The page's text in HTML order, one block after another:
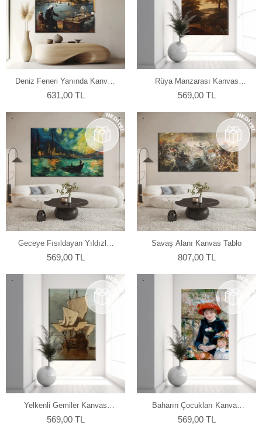
Deniz Feneri Yanında Kanvas
Tablo
631,00 TL
Rüya Manzarası Kanvas
Tablo
569,00 TL
Geceye Fısıldayan Yıldızlar
Kanvas Tablo
569,00 TL
Savaş Alanı Kanvas Tablo
807,00 TL
Yelkenli Gemiler Kanvas
Tablo
569,00 TL
Baharın Çocukları Kanvas
Tablo
569,00 TL